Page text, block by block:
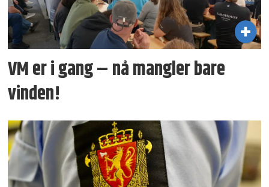
VM er i gang – nå mangler bare
vinden!